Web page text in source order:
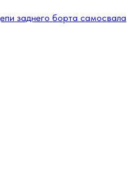
заднего борта самосвала